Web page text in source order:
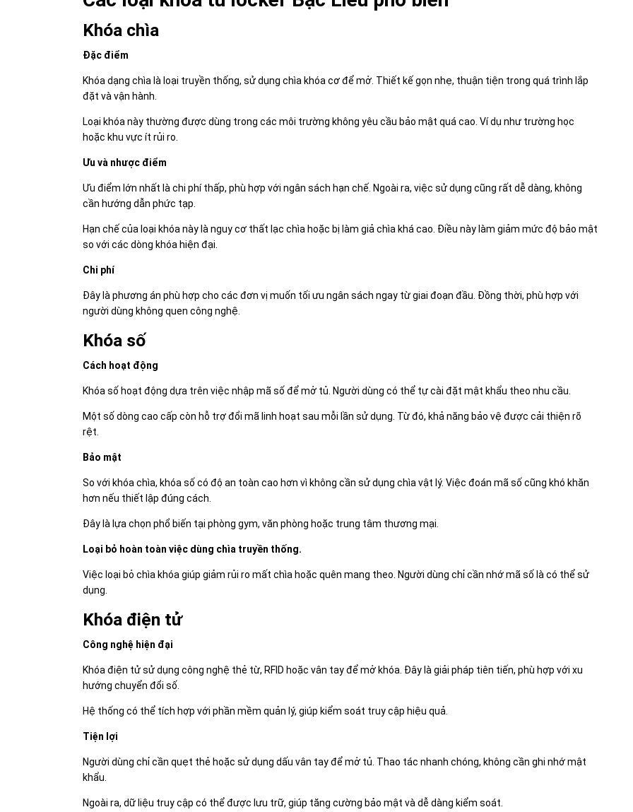
Khóa chìa
Đặc điểm
Khóa dạng chìa là loại truyền thống, sử dụng chìa khóa cơ để mở. Thiết kế gọn nhẹ, thuận tiện trong quá trình lắp
đặt và vận hành.
Loại khóa này thường được dùng trong các môi trường không yêu cầu bảo mật quá cao. Ví dụ như trường học
hoặc khu vực ít rủi ro.
Ưu và nhược điểm
Ưu điểm lớn nhất là chi phí thấp, phù hợp với ngân sách hạn chế. Ngoài ra, việc sử dụng cũng rất dễ dàng, không
cần hướng dẫn phức tạp.
Hạn chế của loại khóa này là nguy cơ thất lạc chìa hoặc bị làm giả chìa khá cao. Điều này làm giảm mức độ bảo mật
so với các dòng khóa hiện đại.
Chi phí
Đây là phương án phù hợp cho các đơn vị muốn tối ưu ngân sách ngay từ giai đoạn đầu. Đồng thời, phù hợp với
người dùng không quen công nghệ.
Khóa số
Cách hoạt động
Khóa số hoạt động dựa trên việc nhập mã số để mở tủ. Người dùng có thể tự cài đặt mật khẩu theo nhu cầu.
Một số dòng cao cấp còn hỗ trợ đổi mã linh hoạt sau mỗi lần sử dụng. Từ đó, khả năng bảo vệ được cải thiện rõ
rệt.
Bảo mật
So với khóa chìa, khóa số có độ an toàn cao hơn vì không cần sử dụng chìa vật lý. Việc đoán mã số cũng khó khăn
hơn nếu thiết lập đúng cách.
Đây là lựa chọn phổ biến tại phòng gym, văn phòng hoặc trung tâm thương mại.
Loại bỏ hoàn toàn việc dùng chìa truyền thống.
Việc loại bỏ chìa khóa giúp giảm rủi ro mất chìa hoặc quên mang theo. Người dùng chỉ cần nhớ mã số là có thể sử
dụng.
Khóa điện tử
Công nghệ hiện đại
Khóa điện tử sử dụng công nghệ thẻ từ, RFID hoặc vân tay để mở khóa. Đây là giải pháp tiên tiến, phù hợp với xu
hướng chuyển đổi số.
Hệ thống có thể tích hợp với phần mềm quản lý, giúp kiểm soát truy cập hiệu quả.
Tiện lợi
Người dùng chỉ cần quẹt thẻ hoặc sử dụng dấu vân tay để mở tủ. Thao tác nhanh chóng, không cần ghi nhớ mật
khẩu.
Ngoài ra, dữ liệu truy cập có thể được lưu trữ, giúp tăng cường bảo mật và dễ dàng kiểm soát.